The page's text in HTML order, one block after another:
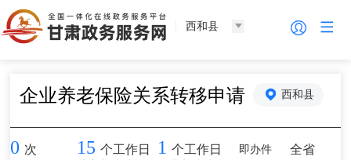
西和县
企业养老保险关系转移申请 西和县
0 次 15 个工作日 1 个工作日
即办件
全省